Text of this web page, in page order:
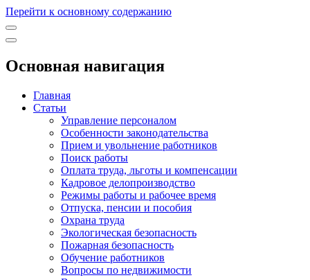
Перейти к основному содержанию
Основная навигация
Главная
Статьи
Управление персоналом
Особенности законодательства
Прием и увольнение работников
Поиск работы
Оплата труда, льготы и компенсации
Кадровое делопроизводство
Режимы работы и рабочее время
Отпуска, пенсии и пособия
Охрана труда
Экологическая безопасность
Пожарная безопасность
Обучение работников
Вопросы по недвижимости